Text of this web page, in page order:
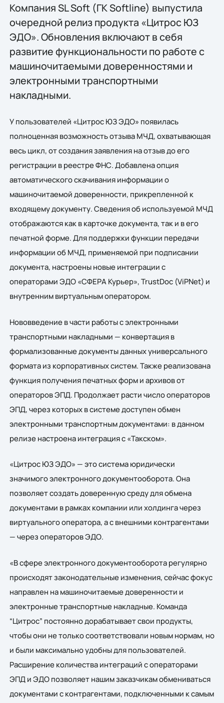
Компания SL Soft (ГК Softline) выпустила
очередной релиз продукта «Цитрос ЮЗ
ЭДО». Обновления включают в себя
развитие функциональности по работе с
машиночитаемыми доверенностями и
электронными транспортными
накладными.
У пользователей «Цитрос ЮЗ ЭДО» появилась
полноценная возможность отзыва МЧД, охватывающая
весь цикл, от создания заявления на отзыв до его
регистрации в реестре ФНС. Добавлена опция
автоматического скачивания информации о
машиночитаемой доверенности, прикрепленной к
входящему документу. Сведения об используемой МЧД
отображаются как в карточке документа, так и в его
печатной форме. Для поддержки функции передачи
информации об МЧД, применяемой при подписании
документа, настроены новые интеграции с
операторами ЭДО «СФЕРА Курьер», TrustDoc (ViPNet) и
внутренним виртуальным оператором.
Нововведение в части работы с электронными
транспортными накладными — конвертация в
формализованные документы данных универсального
формата из корпоративных систем. Также реализована
функция получения печатных форм и архивов от
операторов ЭПД. Продолжает расти число операторов
ЭПД, через которых в системе доступен обмен
электронными транспортным документами: в данном
релизе настроена интеграция с «Такском».
«Цитрос ЮЗ ЭДО» — это система юридически
значимого электронного документооборота. Она
позволяет создать доверенную среду для обмена
документами в рамках компании или холдинга через
виртуального оператора, а с внешними контрагентами
— через операторов ЭДО.
«В сфере электронного документооборота регулярно
происходят законодательные изменения, сейчас фокус
направлен на машиночитаемые доверенности и
электронные транспортные накладные. Команда
“Цитрос” постоянно дорабатывает свои продукты,
чтобы они не только соответствовали новым нормам, но
и были максимально удобны для пользователей.
Расширение количества интеграций с операторами
ЭПД и ЭДО позволяет нашим заказчикам обмениваться
документами с контрагентами, подключенными к самым